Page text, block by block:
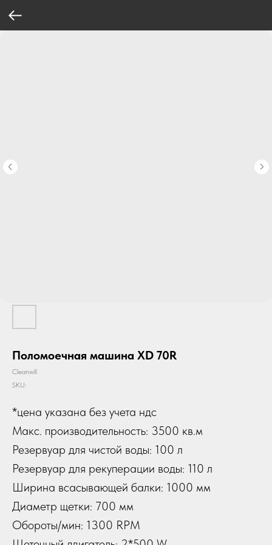
Поломоечная машина XD 70R
Cleanwill
SKU:
*цена указана без учета ндс
Макс. производительность: 3500 кв.м
Резервуар для чистой воды: 100 л
Резервуар для рекуперации воды: 110 л
Ширина всасывающей балки: 1000 мм
Диаметр щетки: 700 мм
Обороты/мин: 1300 RPM